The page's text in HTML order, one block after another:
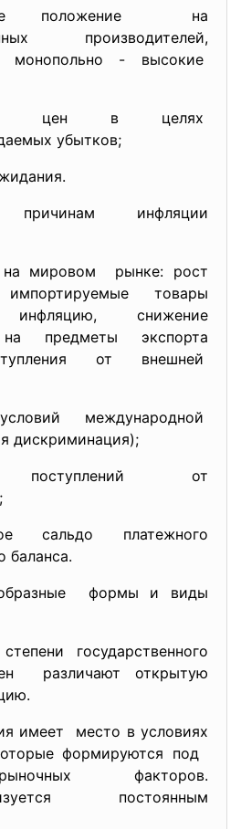
положение на
производителей,
монопольно - высокие
цен в целях
убытков;
инфляции
на мировом рынке: рост
товары
инфляцию, снижение
предметы экспорта
от внешней
международной
дискриминация);
поступлений от
сальдо платежного
баланса.
формы и виды
государственного
различают открытую
имеет место в условиях
формируются под
факторов.
постоянным